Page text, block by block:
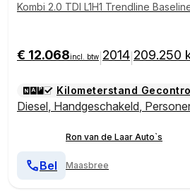
Kombi 2.0 TDI L1H1 Trendline
€ 12.068incl. btw 2014 209.250
Kilometerstand
Diesel, Handgeschakeld,
Ron van de Laar Auto`s
Maasbree
Bel